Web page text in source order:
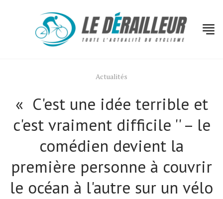
Actualités
« C'est une idée terrible et
c'est vraiment difficile '' – le
comédien devient la
première personne à couvrir
le océan à l'autre sur un vélo